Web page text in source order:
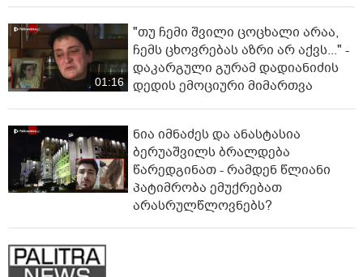
01:16
"თუ ჩემი შვილი ცოცხალი არაა,
ჩემს ცხოვრებას აზრი არ აქვს..." -
დაკარგული გურამ დადიანიძის
დედის ემოციური მიმართვა
ნია იმნაძეს და ანასტასია
ბერუაშვილს ბრალდება
წარედგინათ - რამდენ წლიანი
პატიმრობა ემუქრებათ
არასრულწლოვნებს?